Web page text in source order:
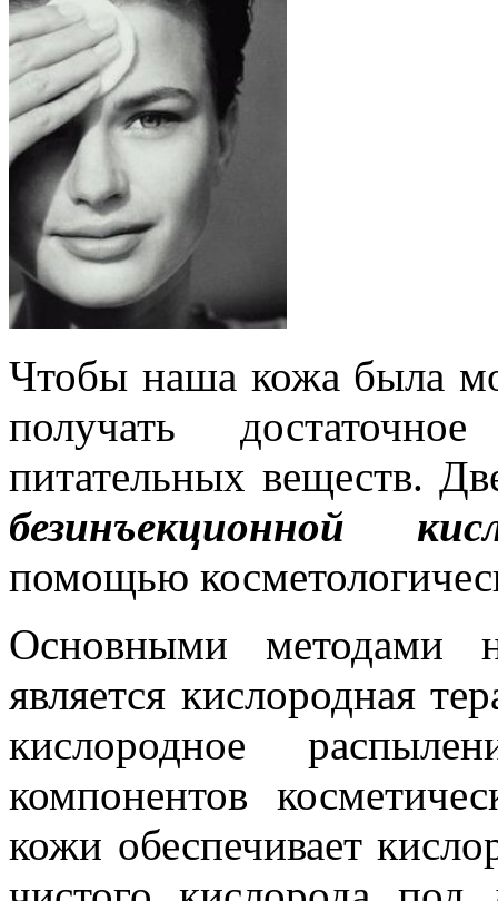
Чтобы наша кожа была
получать
питательных веществ.
безинъекционной
помощью
Основными методами
является кислородная
кислородное
компонентов
кожи обеспечивает